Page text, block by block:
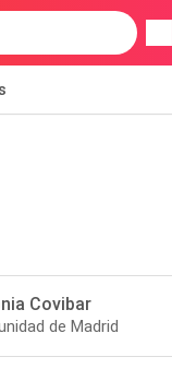
Covibar
de Madrid